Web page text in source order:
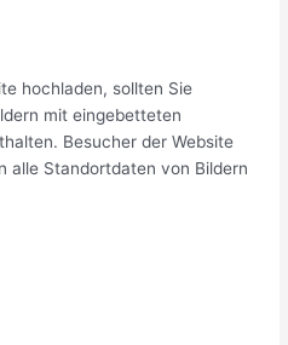
hochladen, sollten Sie
mit eingebetteten
Besucher der Website
alle Standortdaten von Bildern